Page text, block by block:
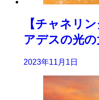
【チャネリ
アデスの光の
2023年11月1日